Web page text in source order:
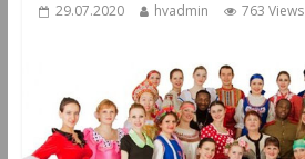
29.07.2020 hvadmin 763 Views